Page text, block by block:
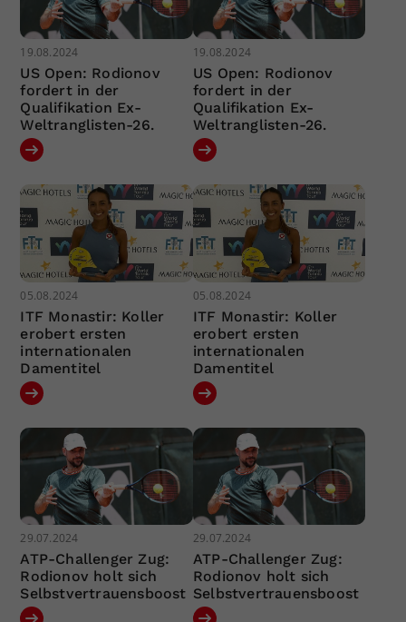
19.08.2024
US Open: Rodionov
fordert in der
Qualifikation Ex-
Weltranglisten-26.
19.08.2024
US Open: Rodionov
fordert in der
Qualifikation Ex-
Weltranglisten-26.
05.08.2024
ITF Monastir: Koller
erobert ersten
internationalen
Damentitel
05.08.2024
ITF Monastir: Koller
erobert ersten
internationalen
Damentitel
29.07.2024
ATP-Challenger Zug:
Rodionov holt sich
Selbstvertrauensboost
29.07.2024
ATP-Challenger Zug:
Rodionov holt sich
Selbstvertrauensboost